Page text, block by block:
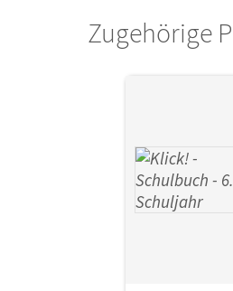
Cornelsen VerlagZugehörige